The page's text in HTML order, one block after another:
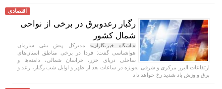
اقتصادی
رگبار رعدوبرق در برخی از نواحی
شمال کشور
«باشگاه خبرنگاران» مدیرکل پیش بینی سازمان
هواشناسی گفت: فردا در برخی مناطق استان‌های
ساحلی دریای خزر، خراسان شمالی، دامنه‌ها و
ارتفاعات البرز مرکزی و شرقی به‌ویژه در ساعات بعد از ظهر و اوایل شب رگبار، رعد و
برق و وزش باد شدید رخ خواهد داد